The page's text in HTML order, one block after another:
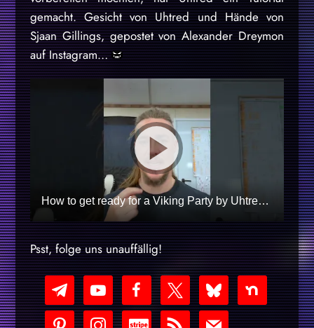
gemacht. Gesicht von Uhtred und Hände von
Sjaan Gillings, gepostet von Alexander Dreymon
auf Instagram…
How to get ready for a Viking Party by Uhtred | The Last Kingdom
Psst, folge uns unauffällig!
telegramyoutube-
play
facebookx blueskynextdoor
pinterestinstagram
cc-
rss mail